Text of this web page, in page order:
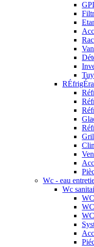
Wc - eau
Wc